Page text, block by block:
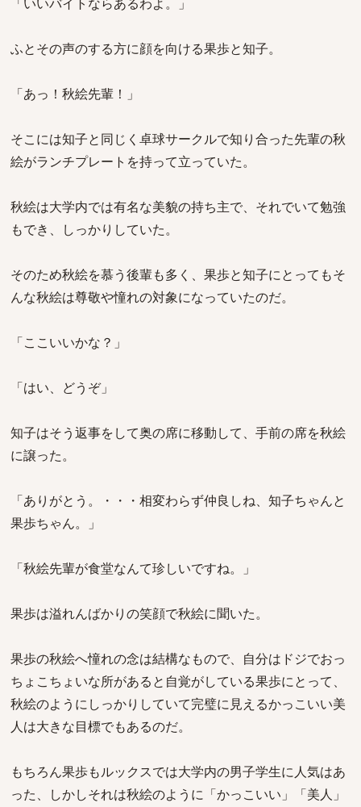
ふとその声のする方に顔を向ける果歩と知子。
「あっ！秋絵先輩！」
そこには知子と同じく卓球サークルで知り合った先輩の秋
絵がランチプレートを持って立っていた。
秋絵は大学内では有名な美貌の持ち主で、それでいて勉強
もでき、しっかりしていた。
そのため秋絵を慕う後輩も多く、果歩と知子にとってもそ
んな秋絵は尊敬や憧れの対象になっていたのだ。
「ここいいかな？」
「はい、どうぞ」
知子はそう返事をして奥の席に移動して、手前の席を秋絵
に譲った。
「ありがとう。・・・相変わらず仲良しね、知子ちゃんと
果歩ちゃん。」
「秋絵先輩が食堂なんて珍しいですね。」
果歩は溢れんばかりの笑顔で秋絵に聞いた。
果歩の秋絵へ憧れの念は結構なもので、自分はドジでおっ
ちょこちょいな所があると自覚がしている果歩にとって、
秋絵のようにしっかりしていて完璧に見えるかっこいい美
人は大きな目標でもあるのだ。
もちろん果歩もルックスでは大学内の男子学生に人気はあ
った、しかしそれは秋絵のように「かっこいい」「美人」